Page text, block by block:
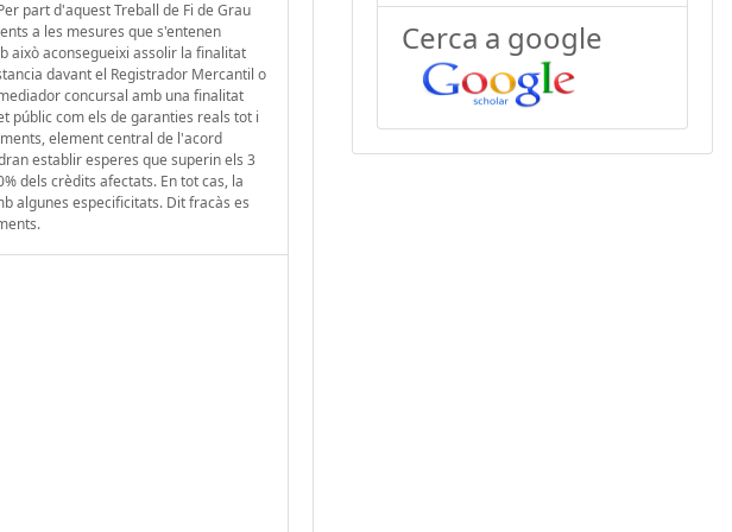
part d'aquest Treball de Fi de Grau
a les mesures que s'entenen
això aconsegueixi assolir la finalitat
davant el Registrador Mercantil o
concursal amb una finalitat
públic com els de garanties reals tot i
element central de l'acord
establir esperes que superin els 3
dels crèdits afectats. En tot cas, la
algunes especificitats. Dit fracàs es
Cerca a google